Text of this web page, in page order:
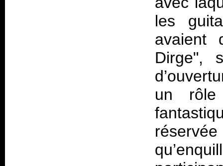
les
avaient
Dirge",
un